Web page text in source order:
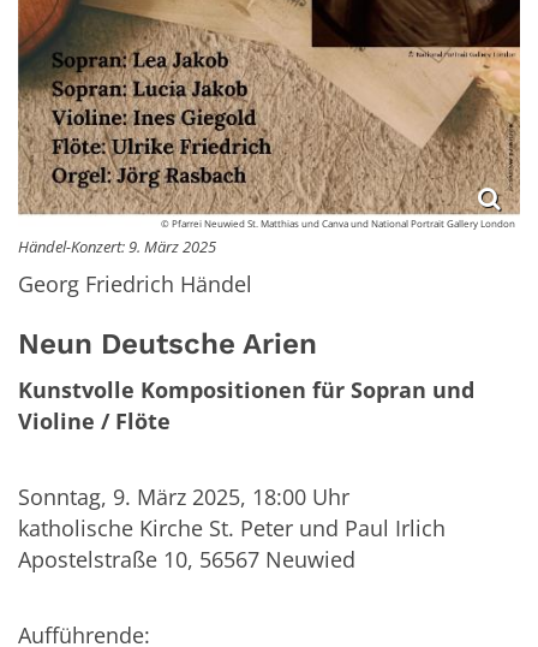
© Pfarrei Neuwied St. Matthias und Canva und National Portrait Gallery London
Händel-Konzert: 9. März 2025
Georg Friedrich Händel
Neun Deutsche Arien
Kunstvolle Kompositionen für Sopran und
Violine / Flöte
Sonntag, 9. März 2025, 18:00 Uhr
katholische Kirche St. Peter und Paul Irlich
Apostelstraße 10, 56567 Neuwied
Aufführende: